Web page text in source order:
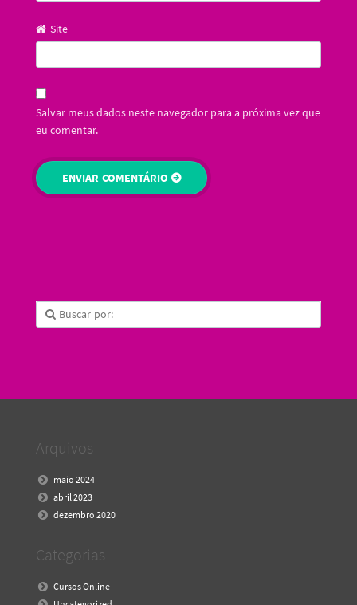
Site
Salvar meus dados neste navegador para a próxima vez que
eu comentar.
Arquivos
maio 2024
abril 2023
dezembro 2020
Categorias
Cursos Online